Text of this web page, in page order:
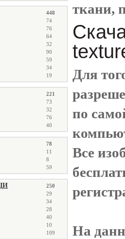
448
74
76
64
32
90
59
34
19
221
73
32
76
40
78
11
8
59
250
29
34
28
40
10
109
ткани,
Для
по
Все
На